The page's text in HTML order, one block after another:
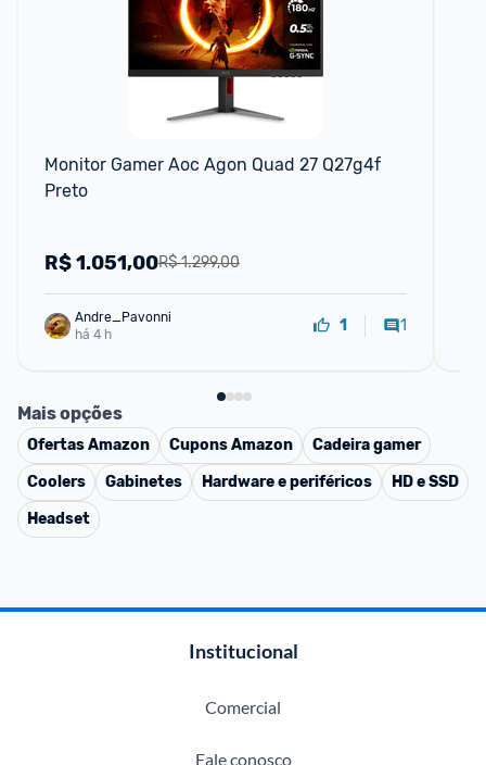
Monitor Gamer Aoc Agon Quad 27 Q27g4f
Preto
R$ 1.299,00
R$1.051,00
Andre_Pavonni
há 4 h
1 1
Mais opções
OfertasAmazon CuponsAmazon
Cadeira gamer
Coolers
Gabinetes Hardware e periféricos
HD e SSD
Headset
Institucional
Comercial
Fale conosco